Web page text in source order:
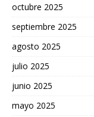
octubre 2025
septiembre 2025
agosto 2025
julio 2025
junio 2025
mayo 2025